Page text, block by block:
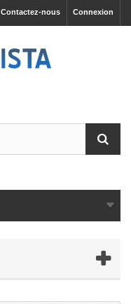
Connexion
Contactez-nous